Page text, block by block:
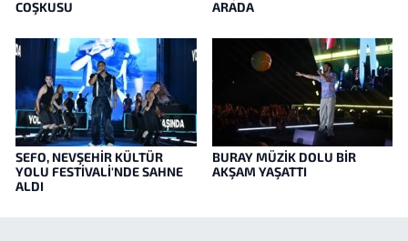
COŞKUSU
ARADA
SEFO, NEVŞEHİR KÜLTÜR
YOLU FESTİVALİ'NDE SAHNE
ALDI
BURAY MÜZİK DOLU BİR
AKŞAM YAŞATTI